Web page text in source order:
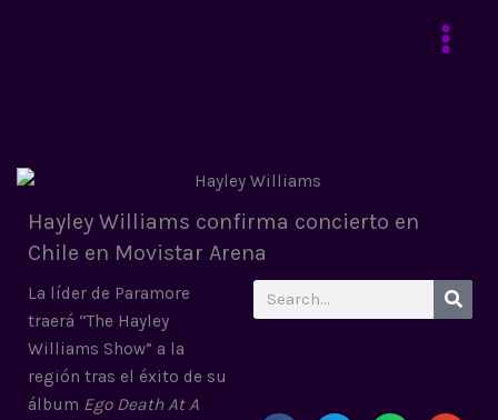
Hayley Williams confirma concierto en
Chile en Movistar Arena
La líder de Paramore
traerá “The Hayley
Williams Show” a la
región tras el éxito de su
álbum Ego Death At A
Search